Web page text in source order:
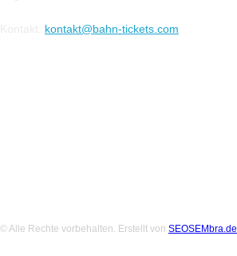
kontakt@bahn-tickets.com
© Alle Rechte vorbehalten. Erstellt von SEOSEMbra.de